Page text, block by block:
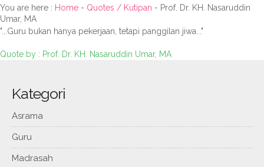
You are here : Home - Quotes / Kutipan - Prof. Dr. KH. Nasaruddin
Umar, MA
"...Guru bukan hanya pekerjaan, tetapi panggilan jiwa..."
Quote by : Prof. Dr. KH. Nasaruddin Umar, MA
Kategori
Asrama
Guru
Madrasah